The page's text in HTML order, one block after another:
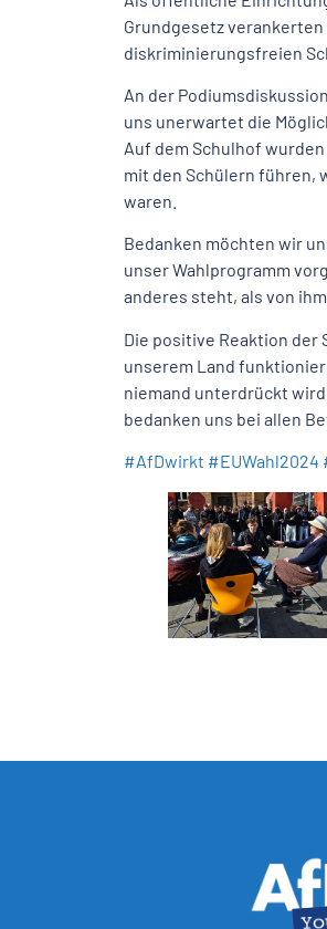
Grundgesetz
diskriminierungsfreien
An der
uns unerwartet die
Auf dem Schulhof
mit den Schülern führen,
waren.
Bedanken möchten wir
unser Wahlprogramm
anderes steht, als von
Die positive Reaktion der
unserem Land
niemand unterdrückt
bedanken uns bei allen
#AfDwirkt #EUWahl2024